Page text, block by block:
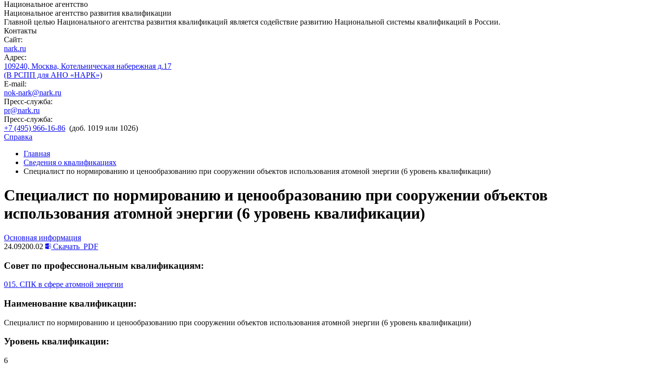
Национальное агентство
Национальное агентство развития квалификации
Главной целью Национального агентства развития квалификаций является содействие развитию Национальной системы квалификаций в России.
Контакты
Сайт:
nark.ru
Адрес:
109240, Москва, Котельническая набережная д.17
(В РСПП для АНО «НАРК»)
E-mail:
nok-nark@nark.ru
Пресс-служба:
pr@nark.ru
Пресс-служба:
+7 (495) 966-16-86 (доб. 1019 или 1026)
Справка
Главная
Сведения о квалификациях
Специалист по нормированию и ценообразованию при сооружении объектов использования атомной энергии (6 уровень квалификации)
Специалист по нормированию и ценообразованию при сооружении объектов
использования атомной энергии (6 уровень квалификации)
Основная информация
24.09200.02
Скачать PDF
Совет по профессиональным квалификациям:
015. СПК в сфере атомной энергии
Наименование квалификации:
Специалист по нормированию и ценообразованию при сооружении объектов использования атомной энергии (6 уровень квалификации)
Уровень квалификации:
6